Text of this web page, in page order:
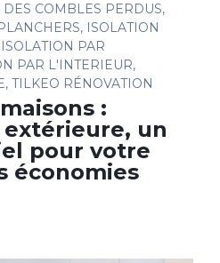
DES COMBLES PERDUS,
, ISOLATION
ISOLATION PAR
PAR L'INTERIEUR,
, TILKEO RÉNOVATION
:
un
pour votre
économies